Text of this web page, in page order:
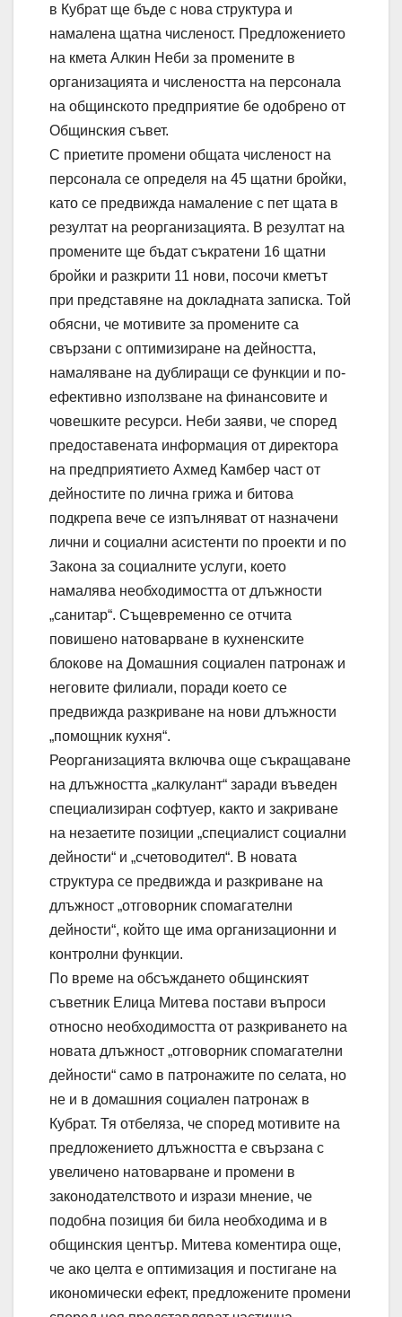
в Кубрат ще бъде с нова структура и
намалена щатна численост. Предложението
на кмета Алкин Неби за промените в
организацията и числеността на персонала
на общинското предприятие бе одобрено от
Общинския съвет.
С приетите промени общата численост на
персонала се определя на 45 щатни бройки,
като се предвижда намаление с пет щата в
резултат на реорганизацията. В резултат на
промените ще бъдат съкратени 16 щатни
бройки и разкрити 11 нови, посочи кметът
при представяне на докладната записка. Той
обясни, че мотивите за промените са
свързани с оптимизиране на дейността,
намаляване на дублиращи се функции и по-
ефективно използване на финансовите и
човешките ресурси. Неби заяви, че според
предоставената информация от директора
на предприятието Ахмед Камбер част от
дейностите по лична грижа и битова
подкрепа вече се изпълняват от назначени
лични и социални асистенти по проекти и по
Закона за социалните услуги, което
намалява необходимостта от длъжности
„санитар“. Същевременно се отчита
повишено натоварване в кухненските
блокове на Домашния социален патронаж и
неговите филиали, поради което се
предвижда разкриване на нови длъжности
„помощник кухня“.
Реорганизацията включва още съкращаване
на длъжността „калкулант“ заради въведен
специализиран софтуер, както и закриване
на незаетите позиции „специалист социални
дейности“ и „счетоводител“. В новата
структура се предвижда и разкриване на
длъжност „отговорник спомагателни
дейности“, който ще има организационни и
контролни функции.
По време на обсъждането общинският
съветник Елица Митева постави въпроси
относно необходимостта от разкриването на
новата длъжност „отговорник спомагателни
дейности“ само в патронажите по селата, но
не и в домашния социален патронаж в
Кубрат. Тя отбеляза, че според мотивите на
предложението длъжността е свързана с
увеличено натоварване и промени в
законодателството и изрази мнение, че
подобна позиция би била необходима и в
общинския център. Митева коментира още,
че ако целта е оптимизация и постигане на
икономически ефект, предложените промени